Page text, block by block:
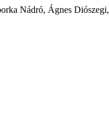
Nádró, Ágnes